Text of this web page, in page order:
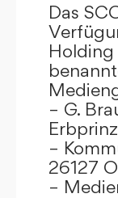
Das
– G.
–
26127
–